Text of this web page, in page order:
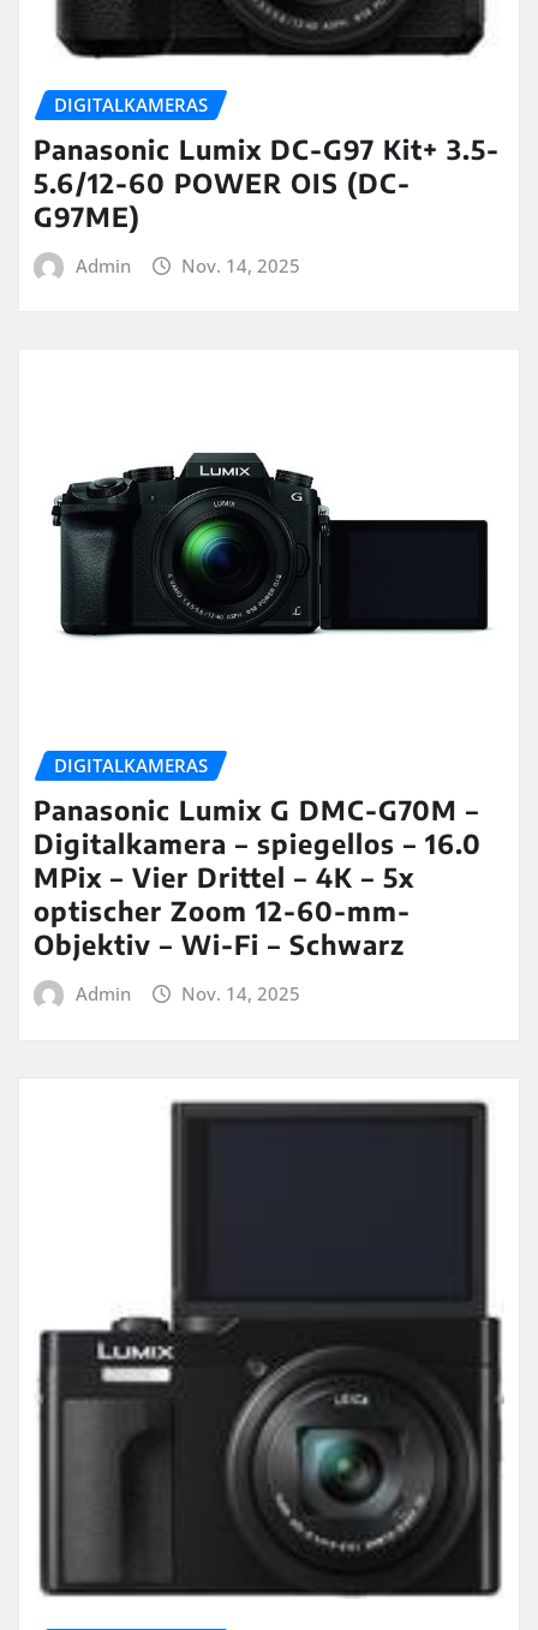
DIGITALKAMERAS
Panasonic Lumix DC-G97 Kit+ 3.5-
5.6/12-60 POWER OIS (DC-
G97ME)
Admin Nov. 14, 2025
DIGITALKAMERAS
Panasonic Lumix G DMC-G70M –
Digitalkamera – spiegellos – 16.0
MPix – Vier Drittel – 4K – 5x
optischer Zoom 12-60-mm-
Objektiv – Wi-Fi – Schwarz
Admin Nov. 14, 2025